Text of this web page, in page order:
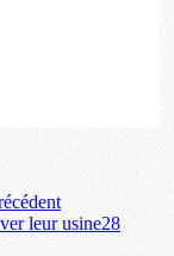
leur usine28